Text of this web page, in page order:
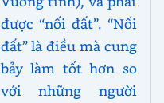
được “nối đất”. “Nối
đất” là điều mà cung
bảy làm tốt hơn so
với những người